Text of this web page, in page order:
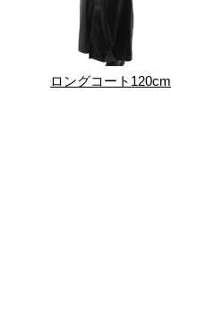
ロングコート120cm